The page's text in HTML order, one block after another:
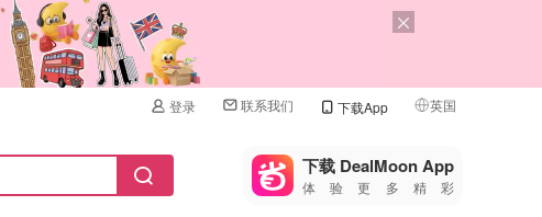
登录 联系我们 下载App 英国
🇺🇸
🇨🇳 中国
下载 DealMoon App
体验更多精彩